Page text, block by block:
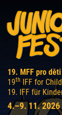
19. MFF pro
19th IFF for
19. IFF für
4.–9. 11. 2026